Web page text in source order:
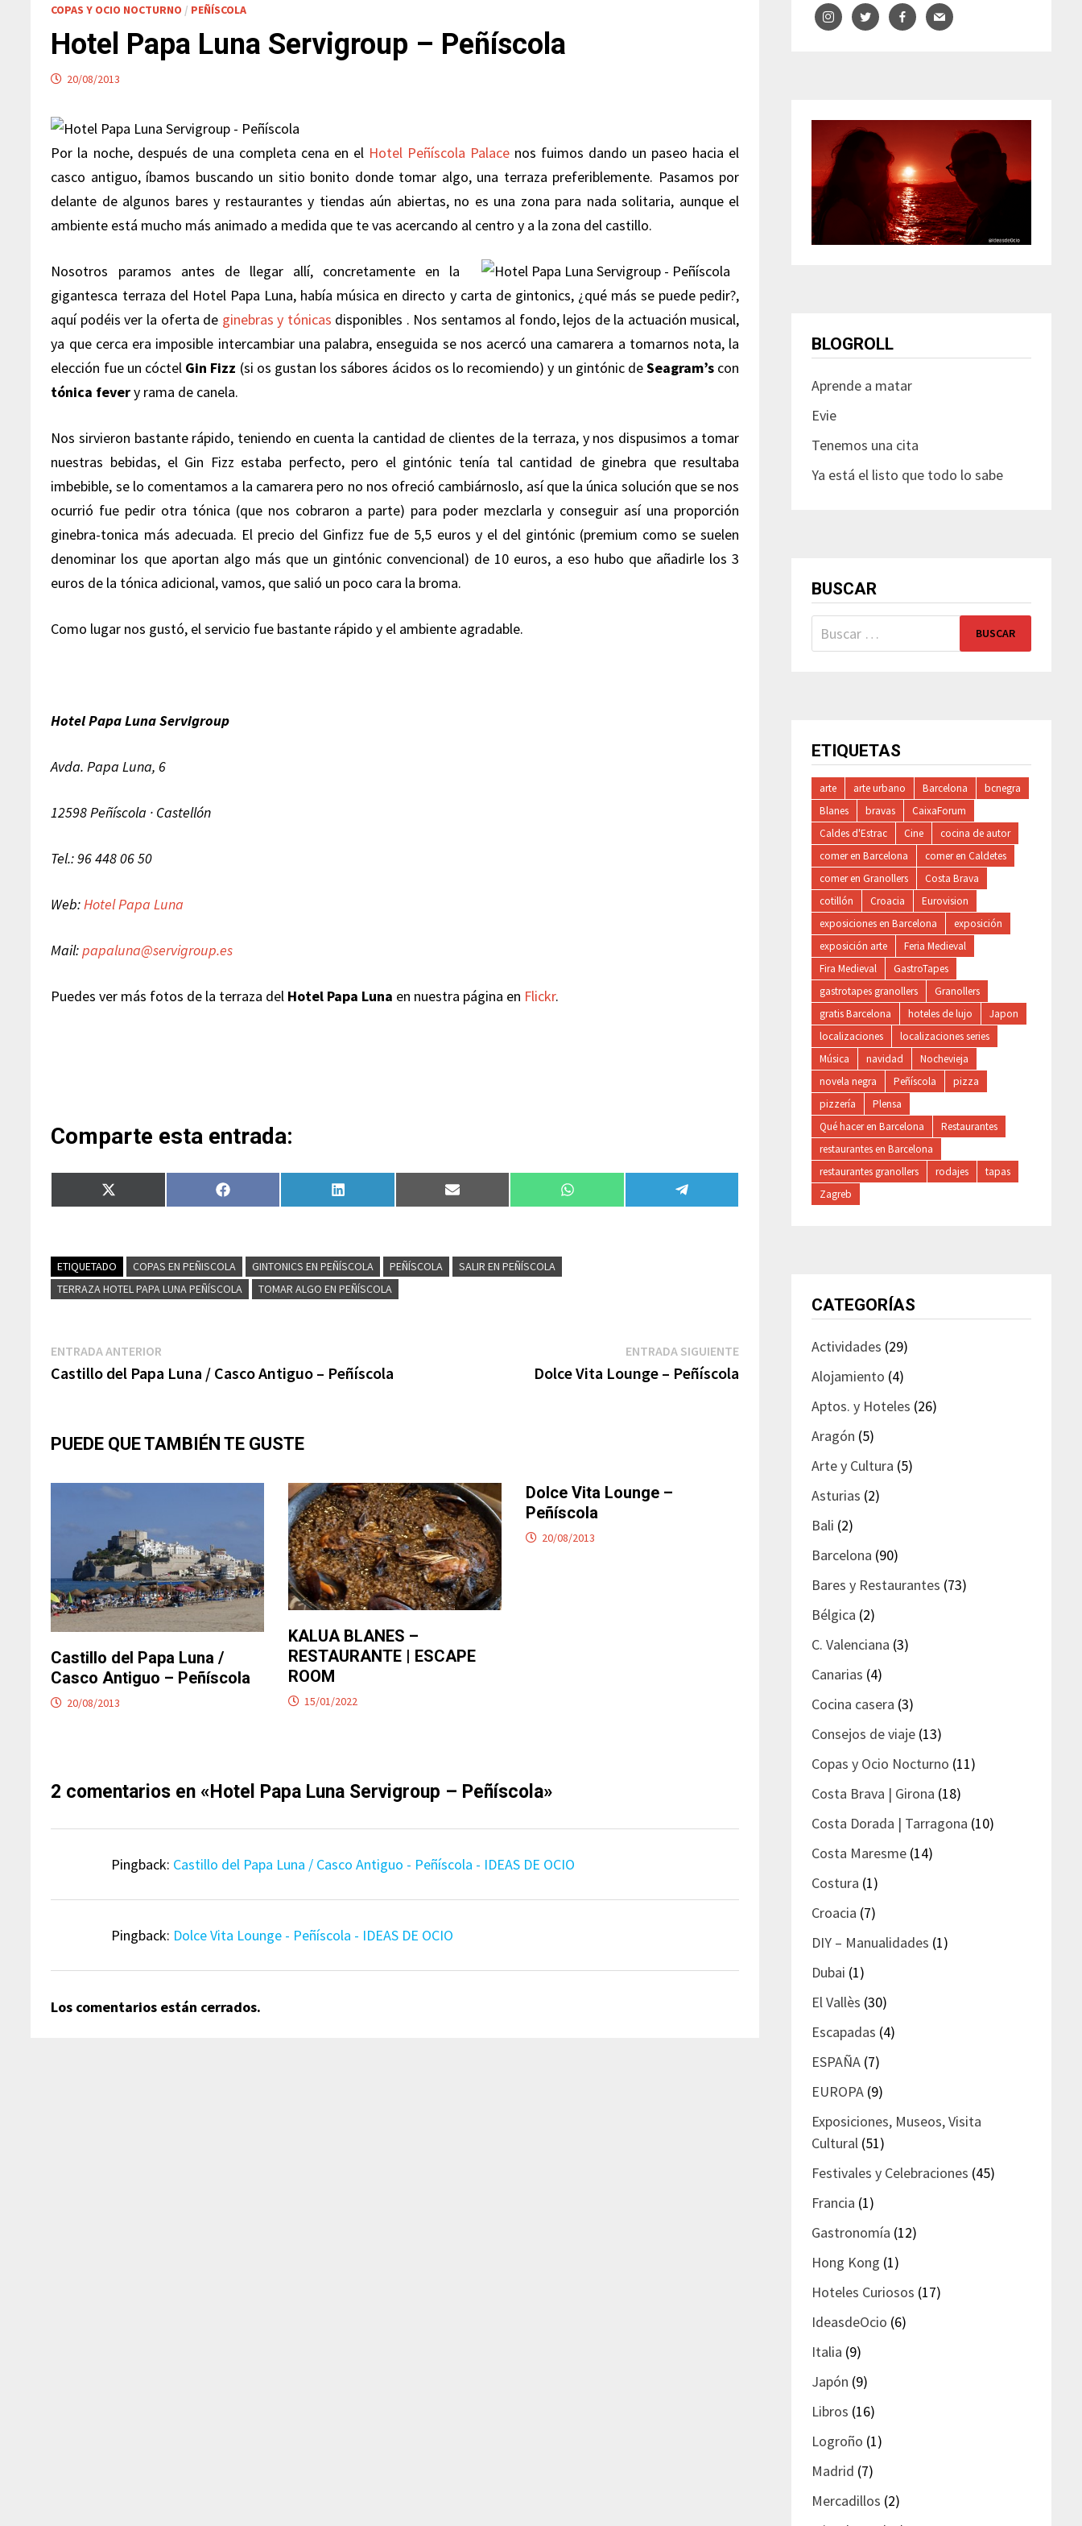
COPAS Y OCIO NOCTURNO / PEÑÍSCOLA
Hotel Papa Luna Servigroup – Peñíscola
20/08/2013
Por la noche, después de una completa cena en el Hotel Peñíscola Palace nos fuimos dando un paseo hacia el
casco antiguo, íbamos buscando un sitio bonito donde tomar algo, una terraza preferiblemente. Pasamos por
delante de algunos bares y restaurantes y tiendas aún abiertas, no es una zona para nada solitaria, aunque el
ambiente está mucho más animado a medida que te vas acercando al centro y a la zona del castillo.
Nosotros paramos antes de llegar allí, concretamente en la
gigantesca terraza del Hotel Papa Luna, había música en directo y carta de gintonics, ¿qué más se puede pedir?,
aquí podéis ver la oferta de ginebras y tónicas disponibles . Nos sentamos al fondo, lejos de la actuación musical,
ya que cerca era imposible intercambiar una palabra, enseguida se nos acercó una camarera a tomarnos nota, la
elección fue un cóctel Gin Fizz (si os gustan los sábores ácidos os lo recomiendo) y un gintónic deSeagram’s con
tónica fevery rama de canela.
Nos sirvieron bastante rápido, teniendo en cuenta la cantidad de clientes de la terraza, y nos dispusimos a tomar
nuestras bebidas, el Gin Fizz estaba perfecto, pero el gintónic tenía tal cantidad de ginebra que resultaba
imbebible, se lo comentamos a la camarera pero no nos ofreció cambiárnoslo, así que la única solución que se nos
ocurrió fue pedir otra tónica (que nos cobraron a parte) para poder mezclarla y conseguir así una proporción
ginebra-tonica más adecuada. El precio del Ginfizz fue de 5,5 euros y el del gintónic (premium como se suelen
denominar los que aportan algo más que un gintónic convencional) de 10 euros, a eso hubo que añadirle los 3
euros de la tónica adicional, vamos, que salió un poco cara la broma.
Como lugar nos gustó, el servicio fue bastante rápido y el ambiente agradable.
Hotel Papa Luna Servigroup
Avda. Papa Luna, 6
12598 Peñíscola · Castellón
Tel.: 96 448 06 50
Web:Hotel Papa Luna
Mail:papaluna@servigroup.es
Puedes ver más fotos de la terraza del Hotel Papa Luna en nuestra página en Flickr.
Comparte esta entrada:
Compartir
en
Compartir
en
Compartir
en
Compartir
en
Compartir
en
Compartir
en
ETIQUETADO COPAS EN PEÑISCOLA GINTONICS EN PEÑÍSCOLA PEÑÍSCOLA
SALIR EN PEÑÍSCOLA
TERRAZA HOTEL PAPA LUNA PEÑÍSCOLA
TOMAR ALGO EN PEÑÍSCOLA
Navegación
de
ENTRADA ANTERIOR
anterior:
Castillo del Papa Luna / Casco Antiguo – Peñíscola
ENTRADA SIGUIENTEEntrada
Dolce Vita Lounge – Peñíscola
PUEDE QUE TAMBIÉN TE GUSTE
Castillo del Papa Luna /
Casco Antiguo – Peñíscola
20/08/2013
KALUA BLANES –
RESTAURANTE | ESCAPE
ROOM
15/01/2022
Dolce Vita Lounge –
Peñíscola
20/08/2013
2 comentarios en «Hotel Papa Luna Servigroup – Peñíscola»
Pingback: Castillo del Papa Luna / Casco Antiguo - Peñíscola - IDEAS DE OCIO
Pingback: Dolce Vita Lounge - Peñíscola - IDEAS DE OCIO
Los comentarios están cerrados.
BLOGROLL
Aprende a matar
Evie
Tenemos una cita
Ya está el listo que todo lo sabe
BUSCAR
Buscar:
ETIQUETAS
arte arte urbano Barcelona
bcnegra
Blanes
bravas
CaixaForum
Caldes d'Estrac
Cine
cocina de autor
comer en Barcelona
comer en Caldetes
comer en Granollers
Costa Brava
cotillón
Croacia
Eurovision
exposiciones en Barcelona
exposición
exposición arte
Feria Medieval
Fira Medieval
GastroTapes
gastrotapes granollers
Granollers
gratis Barcelona
hoteles de lujo
Japon
localizaciones
localizaciones series
Música
navidad
Nochevieja
novela negra
Peñíscola
pizza
pizzería
Plensa
Qué hacer en Barcelona
Restaurantes
restaurantes en Barcelona
restaurantes granollers
rodajes
tapas
Zagreb
CATEGORÍAS
Actividades (29)
Alojamiento (4)
Aptos. y Hoteles (26)
Aragón (5)
Arte y Cultura (5)
Asturias (2)
Bali (2)
Barcelona (90)
Bares y Restaurantes (73)
Bélgica (2)
C. Valenciana (3)
Canarias (4)
Cocina casera (3)
Consejos de viaje (13)
Copas y Ocio Nocturno (11)
Costa Brava | Girona (18)
Costa Dorada | Tarragona (10)
Costa Maresme (14)
Costura (1)
Croacia (7)
DIY – Manualidades (1)
Dubai (1)
El Vallès (30)
Escapadas (4)
ESPAÑA (7)
EUROPA (9)
Exposiciones, Museos, Visita
Cultural (51)
Festivales y Celebraciones (45)
Francia (1)
Gastronomía (12)
Hong Kong (1)
Hoteles Curiosos (17)
IdeasdeOcio (6)
Italia (9)
Japón (9)
Libros (16)
Logroño (1)
Madrid (7)
Mercadillos (2)